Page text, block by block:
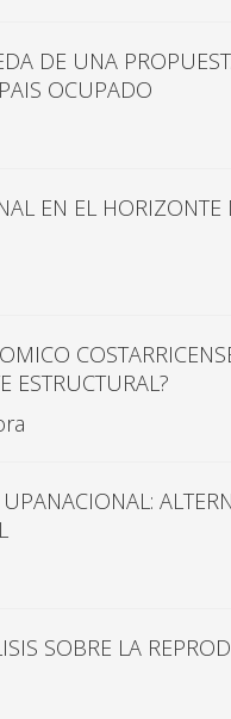
DE UNA
OCUPADO
EN EL
ESTRUCTURAL?
SOBRE LA